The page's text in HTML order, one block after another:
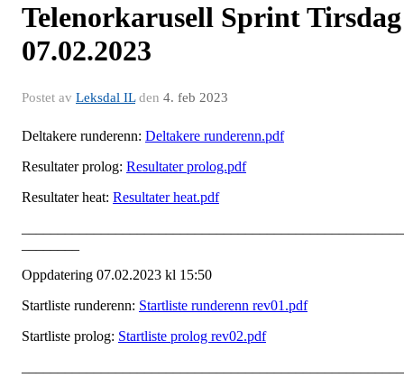
Telenorkarusell Sprint Tirsdag
07.02.2023
Postet av Leksdal ILden 4. feb 2023
Deltakere runderenn: Deltakere runderenn.pdf
Resultater prolog: Resultater prolog.pdf
Resultater heat: Resultater heat.pdf
Oppdatering 07.02.2023 kl 15:50
Startliste runderenn: Startliste runderenn rev01.pdf
Startliste prolog: Startliste prolog rev02.pdf